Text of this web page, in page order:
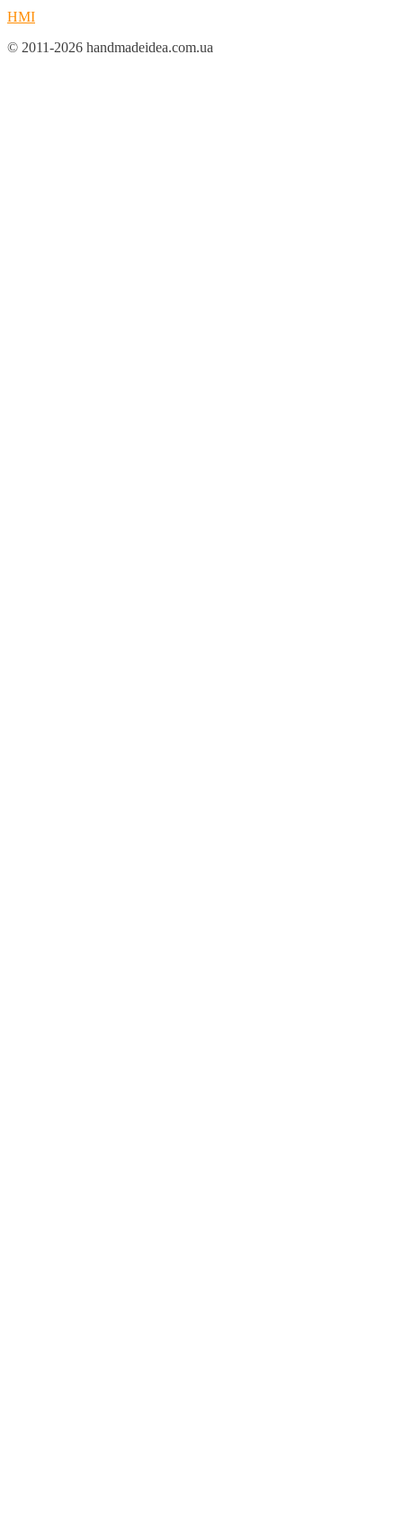
HMI
© 2011-2026 handmadeidea.com.ua